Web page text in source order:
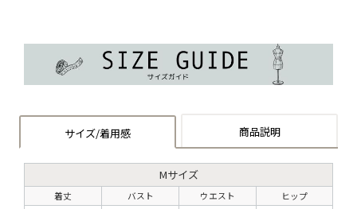
サイズ/着用感 商品説明
Mサイズ
着丈 バスト ウエスト ヒップ